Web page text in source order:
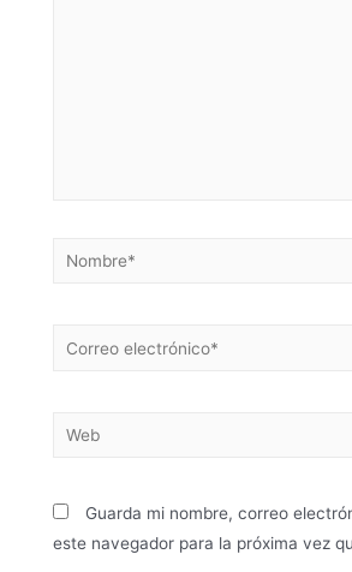
Guarda mi nombre, correo
este navegador para la próxima vez